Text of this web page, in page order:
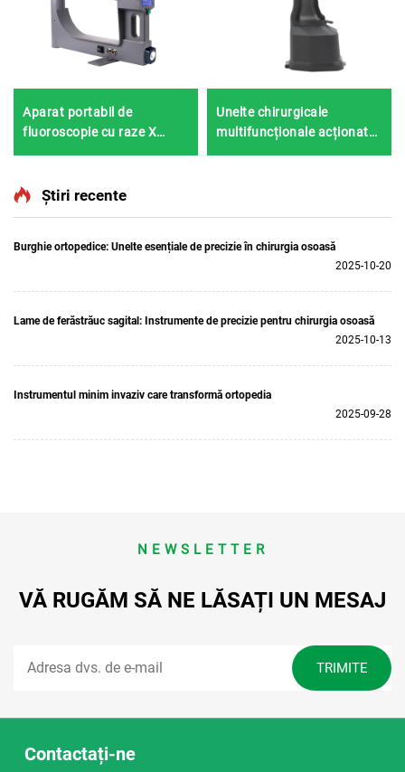
Aparat portabil de
fluoroscopie cu raze X
Unelte chirurgicale
multifuncționale acționate
Știri recente
Burghie ortopedice: Unelte esențiale de precizie în chirurgia osoasă
2025-10-20
Lame de ferăstrăuc sagital: Instrumente de precizie pentru chirurgia osoasă
2025-10-13
Instrumentul minim invaziv care transformă ortopedia
2025-09-28
NEWSLETTER
VĂ RUGĂM SĂ NE LĂSAȚI UN MESAJ
Contactați-ne